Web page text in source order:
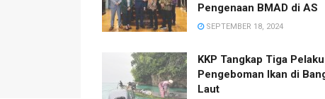
Pengenaan BMAD di AS
SEPTEMBER 18, 2024
KKP Tangkap Tiga Pelaku
Pengeboman Ikan di
Laut